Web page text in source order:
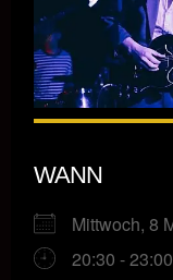
WANN
Mittwoch, 8
20:30 - 23:00